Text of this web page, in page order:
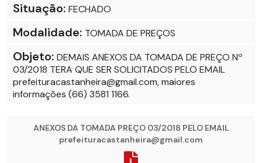
Situação: FECHADO
Modalidade: TOMADA DE PREÇOS
Objeto: DEMAIS ANEXOS DA TOMADA DE PREÇO Nº
03/2018 TERA QUE SER SOLICITADOS PELO EMAIL
prefeituracastanheira@gmail.com, maiores
informações (66) 3581 1166.
ANEXOS DA TOMADA PREÇO 03/2018 PELO EMAIL
prefeituracastanheira@gmail.com